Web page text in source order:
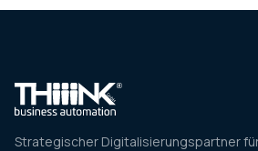
Strategischer Digitalisierungspartner